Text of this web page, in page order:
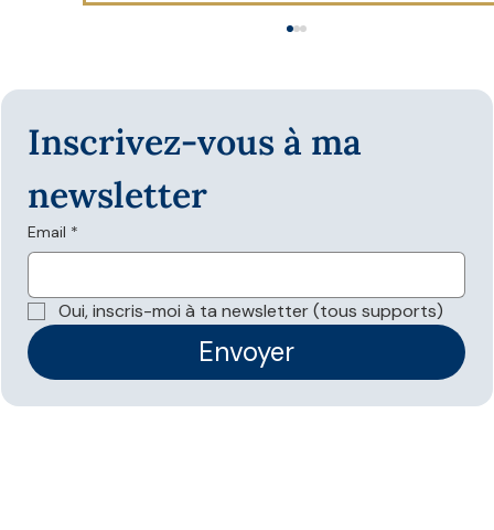
nécessaires pour apparaître dans les
réponses IA ?
Inscrivez-vous à ma
newsletter
Email *
Oui, inscris-moi à ta newsletter (tous supports)
Envoyer